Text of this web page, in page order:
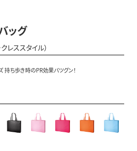
ッグ
レススタイル）
持ち歩き時のPR効果バツグン！